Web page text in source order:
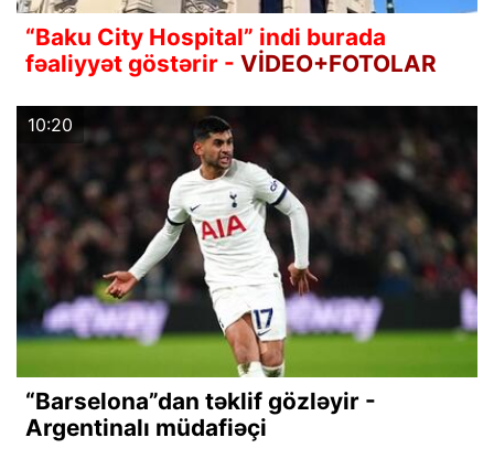
“Baku City Hospital” indi burada
fəaliyyət göstərir - VİDEO+FOTOLAR
10:20
“Barselona”dan təklif gözləyir -
Argentinalı müdafiəçi